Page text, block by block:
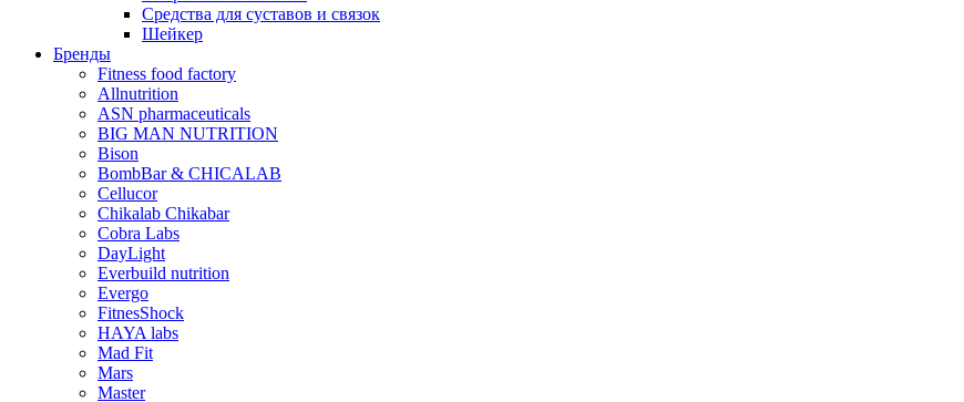
Средства для суставов и связок
Шейкер
Бренды
Fitness food factory
Allnutrition
ASN pharmaceuticals
BIG MAN NUTRITION
Bison
BombBar & CHICALAB
Cellucor
Chikalab Chikabar
Cobra Labs
DayLight
Everbuild nutrition
Evergo
FitnesShock
HAYA labs
Mad Fit
Mars
Master